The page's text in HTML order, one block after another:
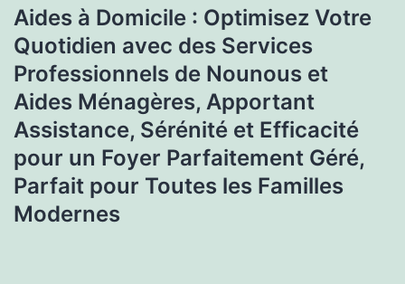
Aides à Domicile : Optimisez Votre
Quotidien avec des Services
Professionnels de Nounous et
Aides Ménagères, Apportant
Assistance, Sérénité et Efficacité
pour un Foyer Parfaitement Géré,
Parfait pour Toutes les Familles
Modernes